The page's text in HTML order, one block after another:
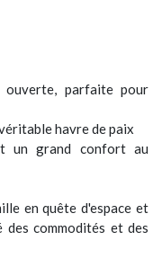
ouverte, parfaite pour
havre de paix
un grand confort au
en quête d'espace et
commodités et des